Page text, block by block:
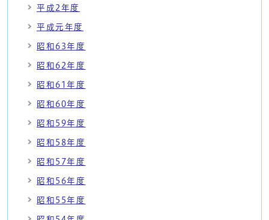
平成2年度
平成元年度
昭和63年度
昭和62年度
昭和61年度
昭和60年度
昭和59年度
昭和58年度
昭和57年度
昭和56年度
昭和55年度